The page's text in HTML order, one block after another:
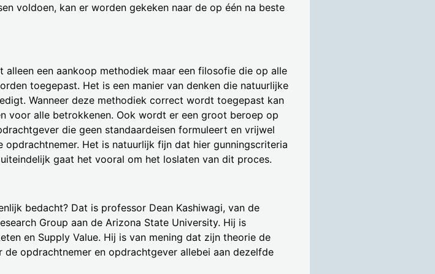
voldoen, kan er worden gekeken naar de op één na beste
alleen een aankoop methodiek maar een filosofie die op alle
toegepast. Het is een manier van denken die natuurlijke
Wanneer deze methodiek correct wordt toegepast kan
voor alle betrokkenen. Ook wordt er een groot beroep op
die geen standaardeisen formuleert en vrijwel
opdrachtnemer. Het is natuurlijk fijn dat hier gunningscriteria
gaat het vooral om het loslaten van dit proces.
bedacht? Dat is professor Dean Kashiwagi, van de
Group aan de Arizona State University. Hij is
en Supply Value. Hij is van mening dat zijn theorie de
de opdrachtnemer en opdrachtgever allebei aan dezelfde